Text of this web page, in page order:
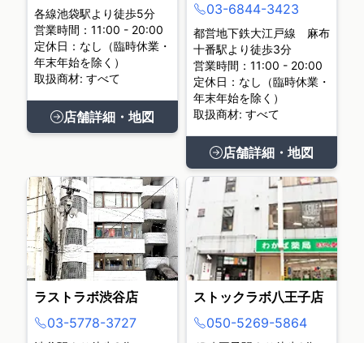
各線池袋駅より徒歩5分
営業時間：11:00 - 20:00
定休日：なし（臨時休業・
年末年始を除く）
取扱商材: すべて
店舗詳細・地図
03-6844-3423
都営地下鉄大江戸線 麻布
十番駅より徒歩3分
営業時間：11:00 - 20:00
定休日：なし（臨時休業・
年末年始を除く）
取扱商材: すべて
店舗詳細・地図
ラストラボ渋谷店
03-5778-3727
ストックラボ八王子店
050-5269-5864